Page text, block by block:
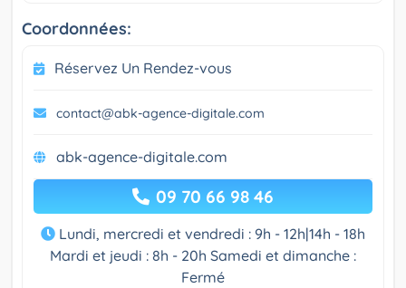
Coordonnées:
Réservez Un Rendez-vous
contact@abk-agence-digitale.com
abk-agence-digitale.com
09 70 66 98 46
Lundi, mercredi et vendredi : 9h - 12h|14h - 18h
Mardi et jeudi : 8h - 20h Samedi et dimanche :
Fermé